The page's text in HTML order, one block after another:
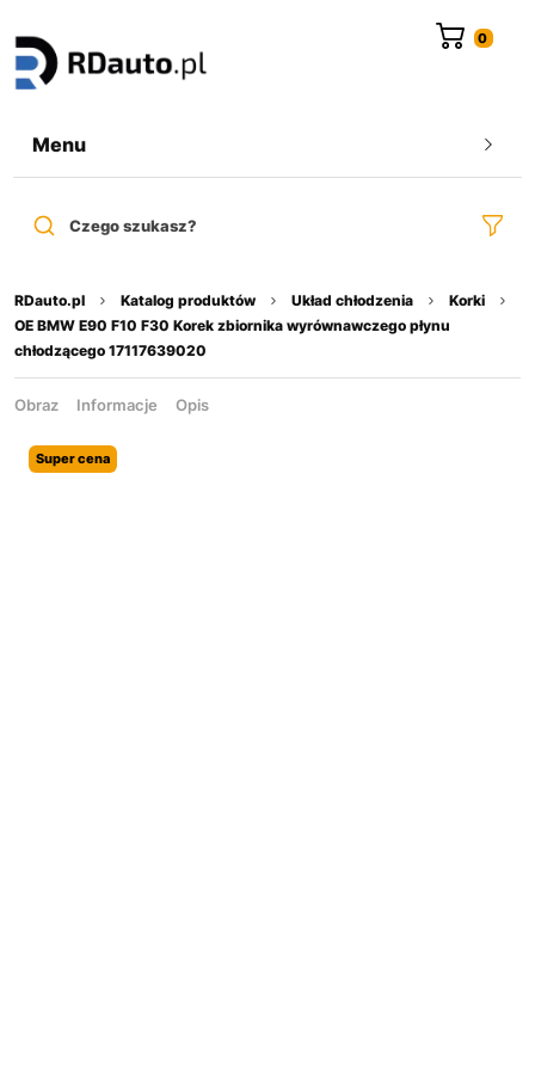
Menu
Czego szukasz?
RDauto.pl Katalog produktów Układ chłodzenia
Korki
OE BMW E90 F10 F30 Korek zbiornika wyrównawczego płynu
chłodzącego 17117639020
Obraz Informacje Opis
Super cena